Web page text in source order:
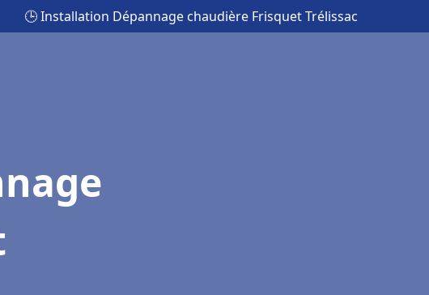
🕒 Installation Dépannage chaudière Frisquet Trélissac